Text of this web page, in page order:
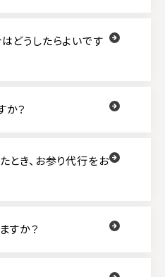
どうしたらよいです
か？
とき、お参り代行をお
すか？